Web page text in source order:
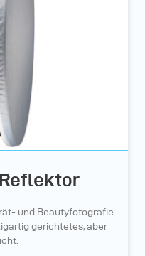
und Beautyfotografie.
gerichtetes, aber